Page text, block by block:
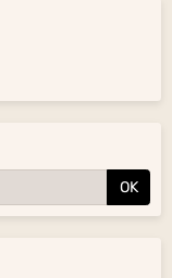
OK